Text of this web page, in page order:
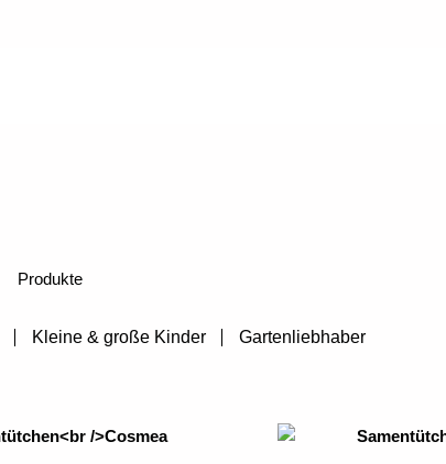
Produkte
Kleine & große Kinder Gartenliebhaber